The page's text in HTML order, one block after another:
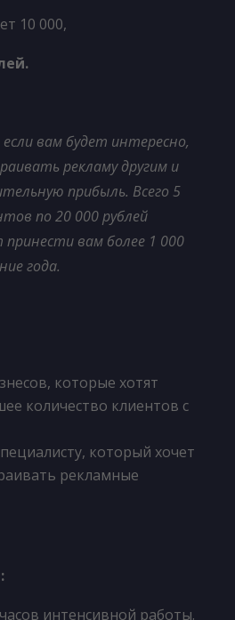
10 000,
если вам будет интересно,
рекламу другим и
прибыль. Всего 5
по 20 000 рублей
принести вам более 1 000
года.
которые хотят
количество клиентов с
который хочет
рекламные
:
интенсивной работы.